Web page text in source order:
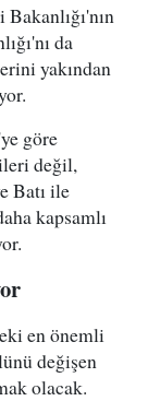
da
yakından
göre
değil,
Batı ile
kapsamlı
en önemli
değişen
olacak.